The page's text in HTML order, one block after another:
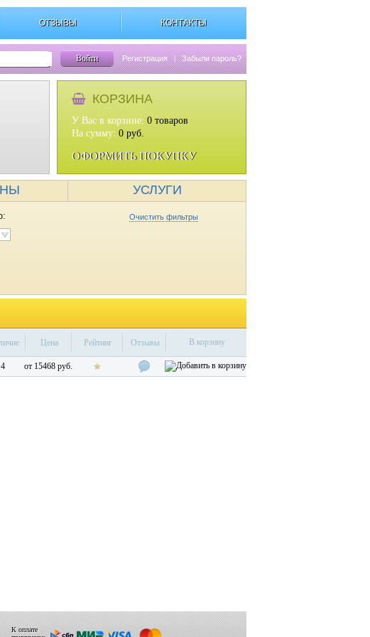
ОТЗЫВЫ КОНТАКТЫ
Войти Регистрация | Забыли пароль?
КОРЗИНА
У Вас в корзине: 0 товаров
На сумму: 0 руб.
ОФОРМИТЬ ПОКУПКУ
УСЛУГИ
Очистить фильтры
Цена Рейтинг Отзывы В корзину
4 от 15468 руб.
К оплате